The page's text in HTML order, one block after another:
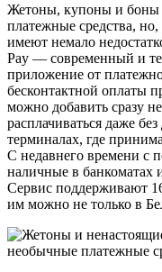
Жетоны, купоны и боны
платежные средства,
имеют немало
Pay — современный и
приложение от
бесконтактной оплаты
можно добавить сразу
расплачиваться даже
терминалах, где
С недавнего времени с
наличные в банкоматах
Сервис поддерживают
им можно не только в